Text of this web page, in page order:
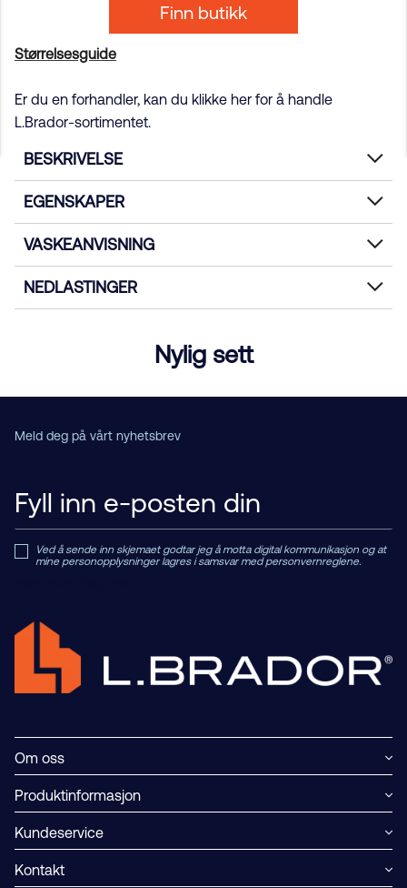
Finn butikk
Størrelsesguide
Er du en forhandler, kan du klikke her for å handle
L.Brador-sortimentet.
BESKRIVELSE
EGENSKAPER
VASKEANVISNING
NEDLASTINGER
Nylig sett
Meld deg på vårt nyhetsbrev
Ved å sende inn skjemaet godtar jeg å motta digital kommunikasjon og at
mine personopplysninger lagres i samsvar med personvernreglene.
Om oss
Produktinformasjon
Kundeservice
Kontakt